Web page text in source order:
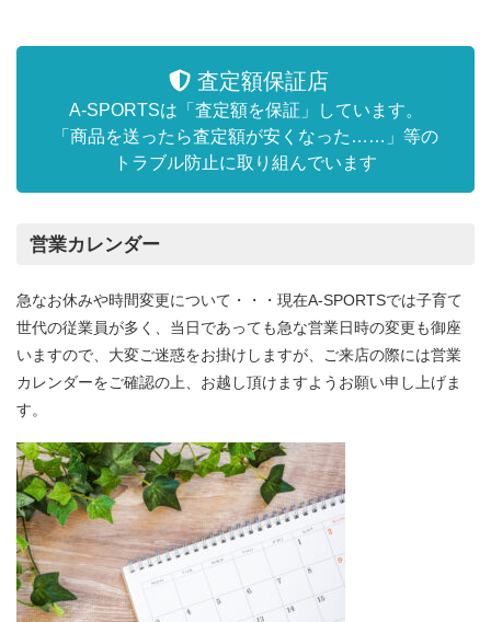
査定額保証店
A-SPORTSは「査定額を保証」しています。
「商品を送ったら査定額が安くなった……」等の
トラブル防止に取り組んでいます
営業カレンダー
急なお休みや時間変更について・・・現在A-SPORTSでは子育て
世代の従業員が多く、当日であっても急な営業日時の変更も御座
いますので、大変ご迷惑をお掛けしますが、ご来店の際には営業
カレンダーをご確認の上、お越し頂けますようお願い申し上げま
す。